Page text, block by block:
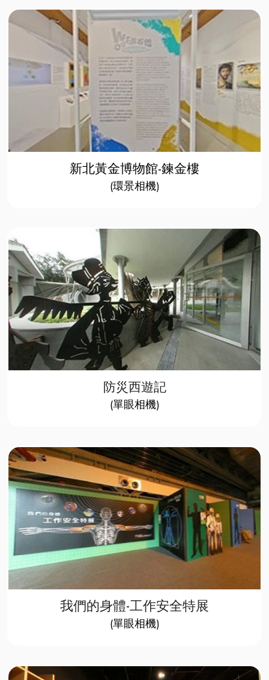
新北黃金博物館-鍊金樓
(環景相機)
防災西遊記
(單眼相機)
我們的身體-工作安全特展​
(單眼相機)